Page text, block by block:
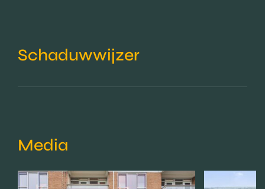
Schaduwwijzer
Media